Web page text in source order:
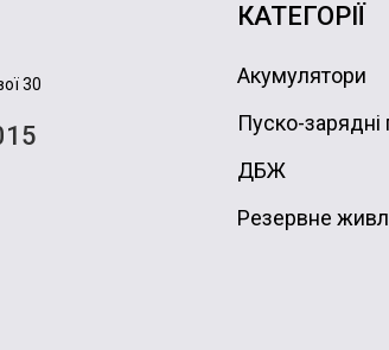
30
КАТЕГОРІЇ
Акумулятори
Пуско-зарядні
ДБЖ
Резервне